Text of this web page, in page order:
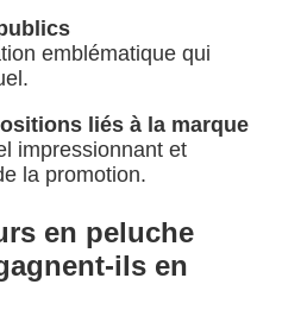
emblématique qui
liés à la marque
impressionnant et
la promotion.
en peluche
ils en